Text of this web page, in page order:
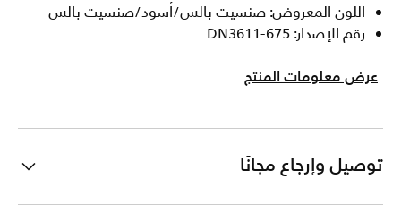
اللون المعروض: صنسيت بالس/أسود/صنسيت بالس
رقم الإصدار: DN3611-675
عرض معلومات المنتج
توصيل وإرجاع مجانًا